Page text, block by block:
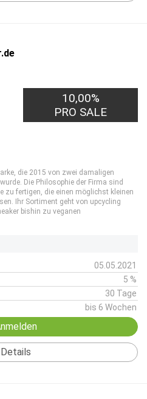
10,00%
PRO SALE
die 2015 von zwei damaligen
Die Philosophie der Firma sind
zu fertigen, die einen möglichst kleinen
Ihr Sortiment geht von upcycling
bishin zu veganen
05.05.2021
5 %
30 Tage
bis 6 Wochen
Details